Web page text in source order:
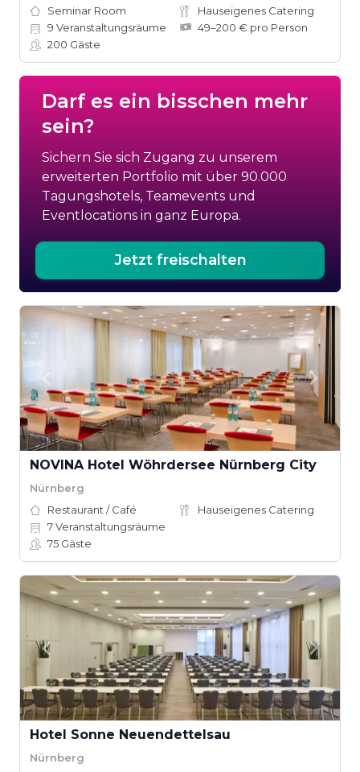
Seminar Room
Hauseigenes Catering
9 Veranstaltungsräume
49–200 € pro Person
200 Gäste
Darf es ein bisschen mehr
sein?
Sichern Sie sich Zugang zu unserem
erweiterten Portfolio mit über 90.000
Tagungshotels, Teamevents und
Eventlocations in ganz Europa.
Jetzt freischalten
NOVINA Hotel Wöhrdersee Nürnberg City
Nürnberg
Restaurant / Café
Hauseigenes Catering
7Veranstaltungsräume
75 Gäste
Hotel Sonne Neuendettelsau
Nürnberg